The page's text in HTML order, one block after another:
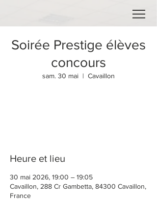
Soirée Prestige élèves
concours
sam. 30 mai
  |
Cavaillon
Heure et lieu
30 mai 2026, 19:00 – 19:05
Cavaillon, 288 Cr Gambetta, 84300 Cavaillon,
France